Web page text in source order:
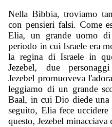
Nella Bibbia, troviamo
con pensieri falsi. Come
Elia, un grande uomo
periodo in cui Israele era
la regina di Israele in
Jezebel, due
Jezebel promuoveva
leggiamo di un grande
Baal, in cui Dio diede
seguito, Elia fece
questo, Jezebel